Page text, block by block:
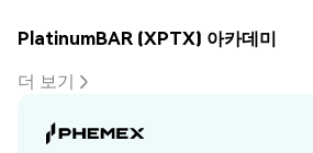
PlatinumBAR (XPTX) 아카데미
더 보기